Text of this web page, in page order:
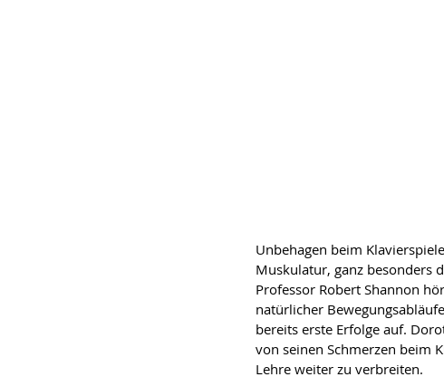
Unbehagen beim
Muskulatur, ganz besonders
Professor Robert Shannon
natürlicher
bereits erste Erfolge auf.
von seinen Schmerzen beim
Lehre weiter zu verbreiten.